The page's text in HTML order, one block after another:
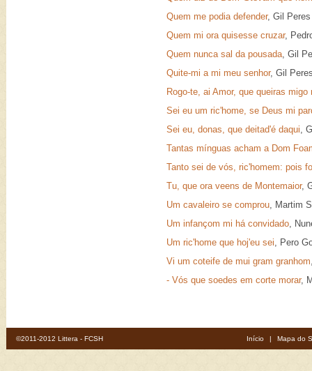
Quem me podia defender, Gil Peres
Quem mi ora quisesse cruzar,
Quem nunca sal da pousada, Gil
Quite-mi a mi meu senhor, Gil
Rogo-te, ai Amor, que queiras migo
Sei eu um ric'home, se Deus mi
Sei eu, donas, que deitad'é daqui,
Tantas mínguas acham a Dom
Tanto sei de vós, ric'homem: pois
Tu, que ora veens de Montemaior,
Um cavaleiro se comprou, Martim
Um infançom mi há convidado,
Um ric'home que hoj'eu sei, Pero
Vi um coteife de mui gram granhom
- Vós que soedes em corte morar,
©2011-2012 Littera - FCSH Início | Mapa do